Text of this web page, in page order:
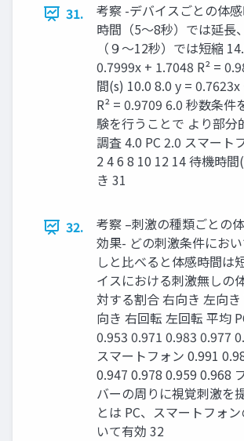
31.
考察 -デバイスごとの体
時間（5〜8秒）では延長
（９〜12秒）では短縮
0.7999x + 1.7048 R² =
間(s) 10.0 8.0 y =
R² = 0.9709 6.0 秒数条件
験を行うことで より部分
調査 4.0 PC 2.0 スマート
2 4 6 8 10 12 14 待機時
き 31
32.
考察 –刺激の種類ごとの
効果- どの刺激条件にお
しと比べると体感時間は
イスにおける刺激無しの
対する割合 右向き 左向
向き 右回転 左回転 平均
0.953 0.971 0.983 0.977
スマートフォン 0.991
0.947 0.978 0.959 0.968
バーの周りに視覚刺激を
とは PC、スマートフォ
いて有効 32